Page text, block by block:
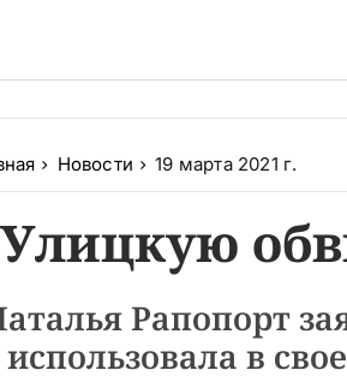
Новости 19 марта 2021 г.
Улицкую
Рапопорт
использовала в